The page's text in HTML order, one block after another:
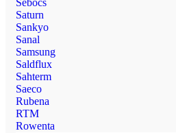
Sebocs
Saturn
Sankyo
Sanal
Samsung
Saldflux
Sahterm
Saeco
Rubena
RTM
Rowenta